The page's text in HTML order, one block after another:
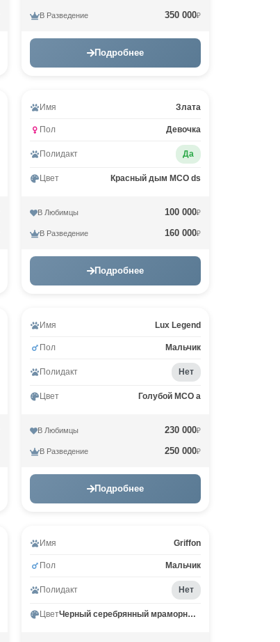
В Разведение 350 000₽
Подробнее
Имя Злата
Пол Девочка
Полидакт Да
Цвет Красный дым MCO ds
В Любимцы 100 000₽
В Разведение 160 000₽
Подробнее
Имя Lux Legend
Пол Мальчик
Полидакт Нет
Цвет Голубой MCO a
В Любимцы 230 000₽
В Разведение 250 000₽
Подробнее
Имя Griffon
Пол Мальчик
Полидакт Нет
Цвет Черный серебрянный мраморный MCO ns 22